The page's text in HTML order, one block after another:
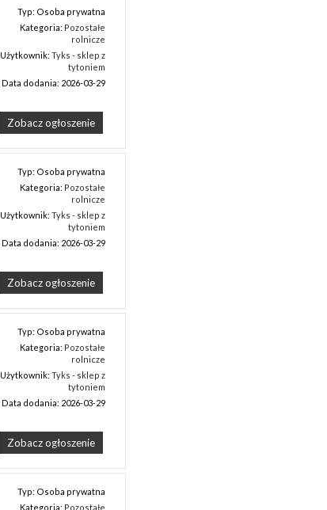
Typ: Osoba prywatna
Kategoria: Pozostałe
rolnicze
Użytkownik:Tyks - sklep z
tytoniem
Data dodania: 2026-03-29
Zobacz ogłoszenie
Typ: Osoba prywatna
Kategoria: Pozostałe
rolnicze
Użytkownik:Tyks - sklep z
tytoniem
Data dodania: 2026-03-29
Zobacz ogłoszenie
Typ: Osoba prywatna
Kategoria: Pozostałe
rolnicze
Użytkownik:Tyks - sklep z
tytoniem
Data dodania: 2026-03-29
Zobacz ogłoszenie
Typ: Osoba prywatna
Kategoria: Pozostałe